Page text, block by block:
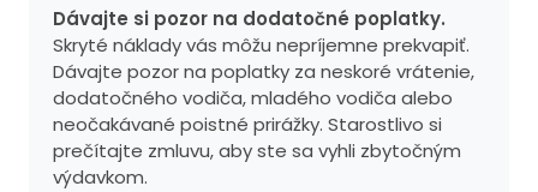
Dávajte si pozor na dodatočné poplatky.
Skryté náklady vás môžu nepríjemne prekvapiť.
Dávajte pozor na poplatky za neskoré vrátenie,
dodatočného vodiča, mladého vodiča alebo
neočakávané poistné prirážky. Starostlivo si
prečítajte zmluvu, aby ste sa vyhli zbytočným
výdavkom.